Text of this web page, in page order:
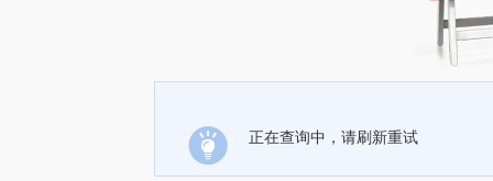
正在查询中，请刷新重试